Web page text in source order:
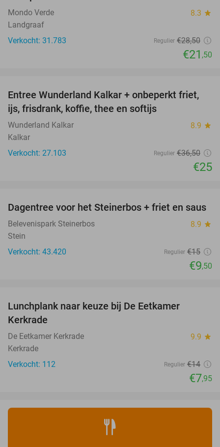
Mondo Verde 8.3 star
Landgraaf
Verkocht: 31.783
Regulier €28,50
€21 ,50
32%
Entree Wunderland Kalkar + onbeperkt friet,
ijs, frisdrank, koffie, thee en softijs
Wunderland Kalkar 8.9 star
Kalkar
Verkocht: 27.103
Regulier €36,50
€25
37%
Dagentree voor het Steinerbos + friet en saus
Belevenispark Steinerbos 8.9 star
Stein
Verkocht: 43.420
Regulier €15
€9,50
Lunchplank naar keuze bij De Eetkamer
Kerkrade
De Eetkamer Kerkrade 9.9 star
Kerkrade
Verkocht: 112
Regulier €14
€7,95